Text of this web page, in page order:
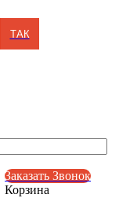
ТАК
Заказать Звонок
Корзина